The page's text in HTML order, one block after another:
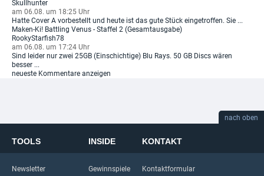
Skullhunter
am 06.08. um 18:25 Uhr
Hatte Cover A vorbestellt und heute ist das gute Stück eingetroffen. Sie ...
Maken-Ki! Battling Venus - Staffel 2 (Gesamtausgabe)
RookyStarfish78
am 06.08. um 17:24 Uhr
Sind leider nur zwei 25GB (Einschichtige) Blu Rays. 50 GB Discs wären
besser ...
neueste Kommentare anzeigen
nach oben
TOOLS
Newsletter
INSIDE
Gewinnspiele
KONTAKT
Kontaktformular